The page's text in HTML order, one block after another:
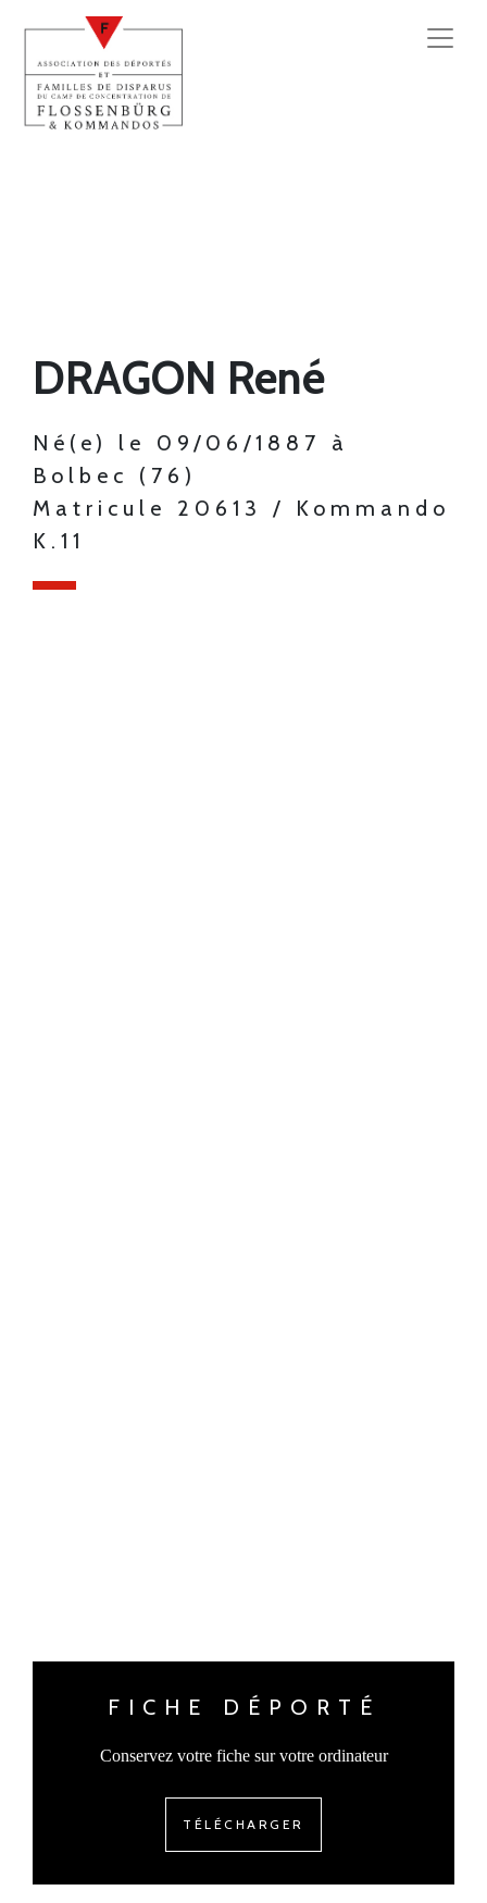
DRAGON René
Né(e) le 09/06/1887 à
Bolbec (76)
Matricule 20613 / Kommando
K.11
FICHE DÉPORTÉ
Conservez votre fiche sur votre ordinateur
TÉLÉCHARGER